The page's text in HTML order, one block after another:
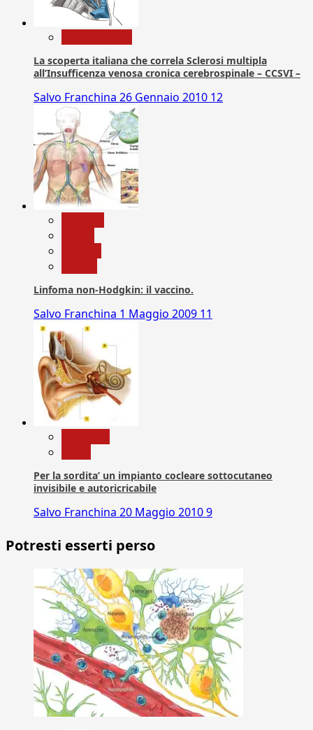
La scoperta italiana che correla Sclerosi multipla
all’Insufficenza venosa cronica cerebrospinale – CCSVI –
Salvo Franchina 26 Gennaio 2010 12
Linfoma non-Hodgkin: il vaccino.
Salvo Franchina 1 Maggio 2009 11
Per la sordita’ un impianto cocleare sottocutaneo
invisibile e autoricricabile
Salvo Franchina 20 Maggio 20109
Potresti esserti perso